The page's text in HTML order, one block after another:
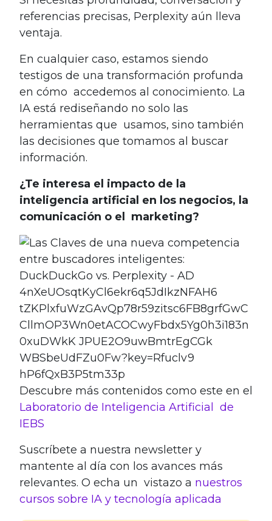
referencias precisas, Perplexity aún lleva
ventaja.
En cualquier caso, estamos siendo
testigos de una transformación profunda
en cómo accedemos al conocimiento. La
IA está rediseñando no solo las
herramientas que usamos, sino también
las decisiones que tomamos al buscar
información.
¿Te interesa el impacto de la
inteligencia artificial en los negocios, la
comunicación o el marketing?
Descubre más contenidos como este en el
Laboratorio de Inteligencia Artificial de
IEBS
Suscríbete a nuestra newsletter y
mantente al día con los avances más
relevantes. O echa un vistazo a nuestros
cursos sobre IA y tecnología aplicada